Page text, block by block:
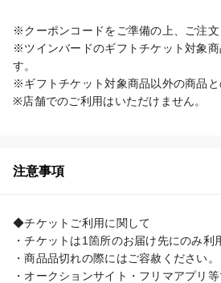
※クーポンコードをご準備の上、ご注文
※ツインバードのギフトチケット対象
す。
※ギフトチケット対象商品以外の商品と
※店舗でのご利用はいただけません。
注意事項
◆チケットご利用に関して
・チケットは1箇所のお届け先にのみ利
・商品品切れの際にはご容赦ください。
・オークションサイト・フリマアプリ